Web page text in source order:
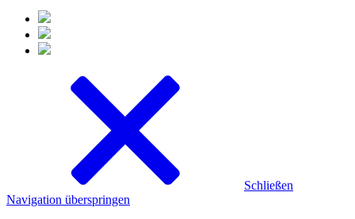
Schließen
Navigation überspringen